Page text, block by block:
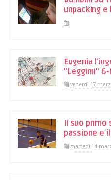
unpacking
Eugenia
"Leggimi" 6-
venerdì 17
Il suo primo
passione e
martedì 14